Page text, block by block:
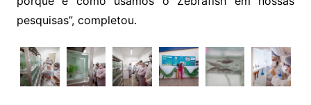
pesquisas”, completou.